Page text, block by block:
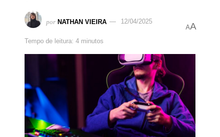
por NATHAN VIEIRA 12/04/2025
Tempo de leitura: 4 minutos
AA